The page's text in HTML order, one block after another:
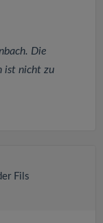
Die
ist nicht zu
Fils